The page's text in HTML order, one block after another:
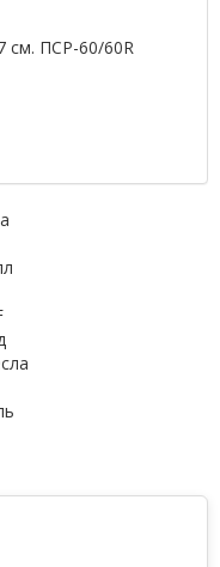
см. ПСР-60/60R